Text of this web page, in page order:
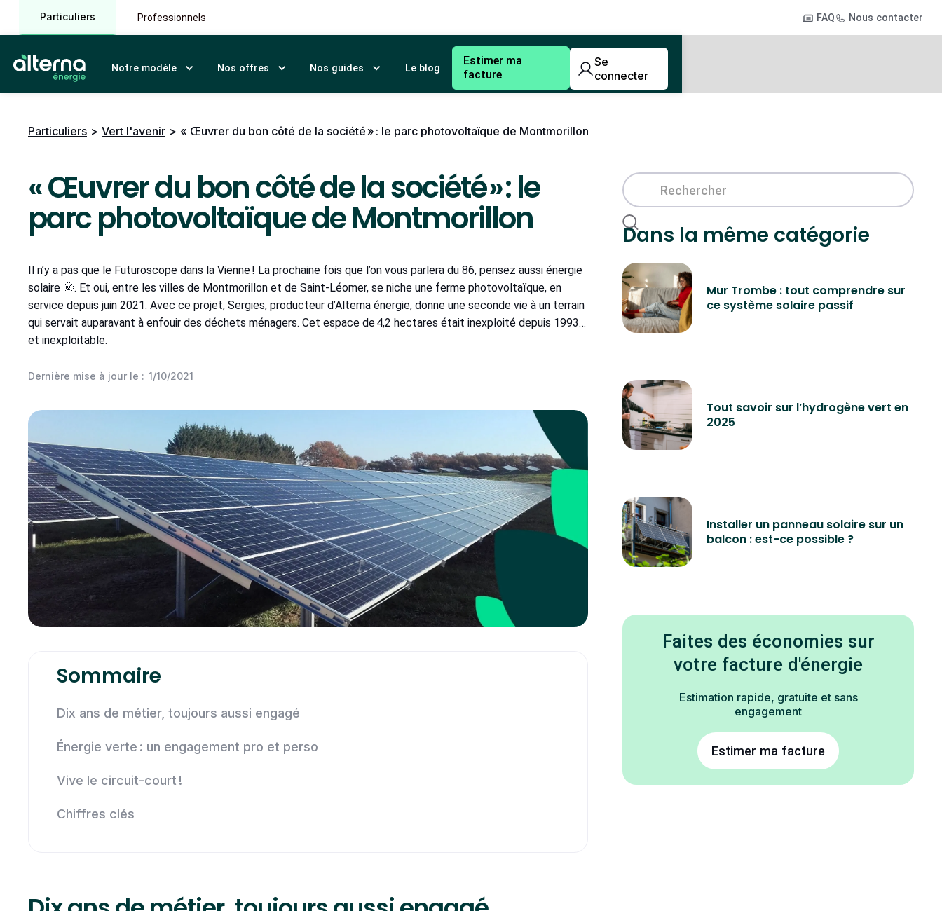
Particuliers Professionnels FAQ Nous contacter
Notre modèle Nos offres Nos guides Le blog
Estimer ma
facture
Se
connecter
Particuliers > Vert l'avenir > « Œuvrer du bon côté de la société » : le parc photovoltaïque de Montmorillon
« Œuvrer du bon côté de la société » : le
parc photovoltaïque de Montmorillon
Il n’y a pas que le Futuroscope dans la Vienne ! La prochaine fois que l’on vous parlera du 86, pensez aussi énergie
solaire 🌞. Et oui, entre les villes de Montmorillon et de Saint-Léomer, se niche une ferme photovoltaïque, en
service depuis juin 2021. Avec ce projet, Sergies, producteur d’Alterna énergie, donne une seconde vie à un terrain
qui servait auparavant à enfouir des déchets ménagers. Cet espace de 4,2 hectares était inexploité depuis 1993…
et inexploitable.
Dernière mise à jour le : 1/10/2021
Sommaire
Dix ans de métier, toujours aussi engagé
Énergie verte : un engagement pro et perso
Vive le circuit-court !
Chiffres clés
Dans la même catégorie
Mur Trombe : tout comprendre sur
ce système solaire passif
Tout savoir sur l’hydrogène vert en
2025
Installer un panneau solaire sur un
balcon : est-ce possible ?
Faites des économies sur
votre facture d'énergie
Estimation rapide, gratuite et sans
engagement
Estimer ma facture